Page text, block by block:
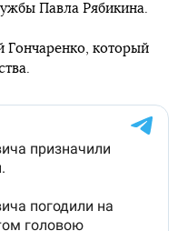
Павла Рябикина.
Гончаренко, который